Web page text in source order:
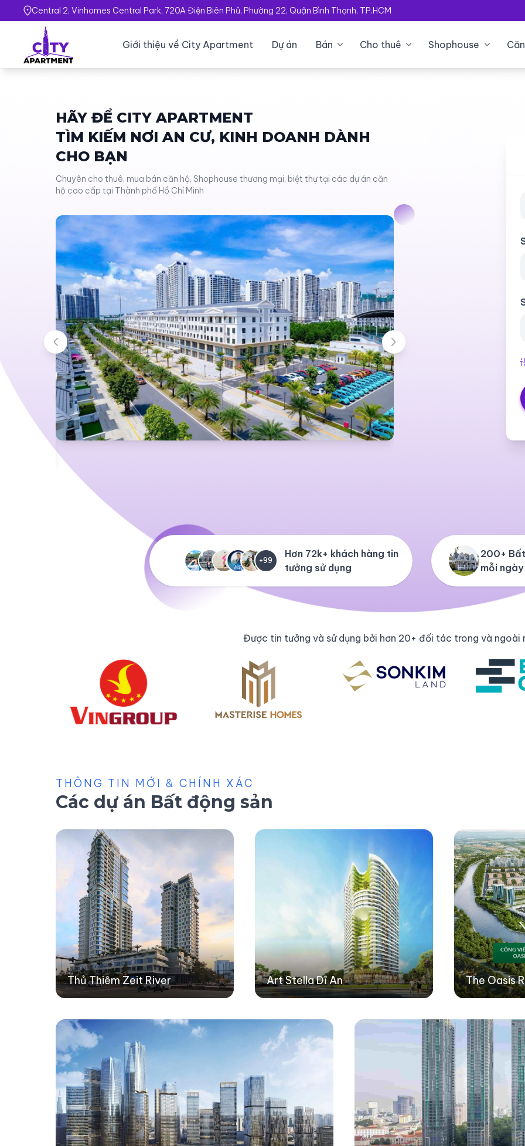
Central 2, Vinhomes Central Park, 720A Điện Biên Phủ, Phường 22, Quận Bình Thạnh, TP.HCM
Giới thiệu về City Apartment Dự án Bán Cho thuê Shophouse
HÃY ĐỂ CITY APARTMENT
TÌM KIẾM NƠI AN CƯ, KINH DOANH DÀNH
CHO BẠN
Chuyên cho thuê, mua bán căn hộ, Shophouse thương mại, biệt thự tại các dự án căn
hộ cao cấp tại Thành phố Hồ Chí Minh
+99
Hơn 72k+ khách hàng tin
tưởng sử dụng
200+
mỗi ngày
Được tin tưởng và sử dụng bởi hơn 20+ đối tác trong và ngoài
THÔNG TIN MỚI & CHÍNH XÁC
Các dự án Bất động sản
Thủ Thiêm Zeit River Art Stella Dĩ An The Oasis